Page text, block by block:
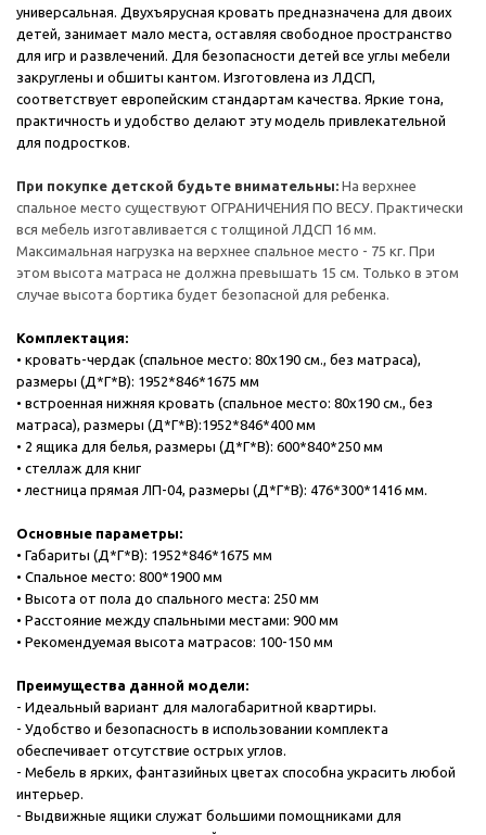
универсальная. Двухъярусная кровать предназначена для двоих
детей, занимает мало места, оставляя свободное пространство
для игр и развлечений. Для безопасности детей все углы мебели
закруглены и обшиты кантом. Изготовлена из ЛДСП,
соответствует европейским стандартам качества. Яркие тона,
практичность и удобство делают эту модель привлекательной
для подростков.
При покупке детской будьте внимательны: На верхнее
спальное место существуют ОГРАНИЧЕНИЯ ПО ВЕСУ. Практически
вся мебель изготавливается с толщиной ЛДСП 16 мм.
Максимальная нагрузка на верхнее спальное место - 75 кг. При
этом высота матраса не должна превышать 15 см. Только в этом
случае высота бортика будет безопасной для ребенка.
Комплектация:
• кровать-чердак (спальное место: 80х190 см., без матраса),
размеры (Д*Г*В): 1952*846*1675 мм
• встроенная нижняя кровать (спальное место: 80х190 см., без
матраса), размеры (Д*Г*В):1952*846*400 мм
• 2 ящика для белья, размеры (Д*Г*В): 600*840*250 мм
• стеллаж для книг
• лестница прямая ЛП-04, размеры (Д*Г*В): 476*300*1416 мм.
Основные параметры:
• Габариты (Д*Г*В): 1952*846*1675 мм
• Спальное место: 800*1900 мм
• Высота от пола до спального места: 250 мм
• Расстояние между спальными местами: 900 мм
• Рекомендуемая высота матрасов: 100-150 мм
Преимущества данной модели:
- Идеальный вариант для малогабаритной квартиры.
- Удобство и безопасность в использовании комплекта
обеспечивает отсутствие острых углов.
- Мебель в ярких, фантазийных цветах способна украсить любой
интерьер.
- Выдвижные ящики служат большими помощниками для